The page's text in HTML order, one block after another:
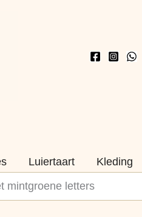
Luiertaart Kleding
mintgroene letters